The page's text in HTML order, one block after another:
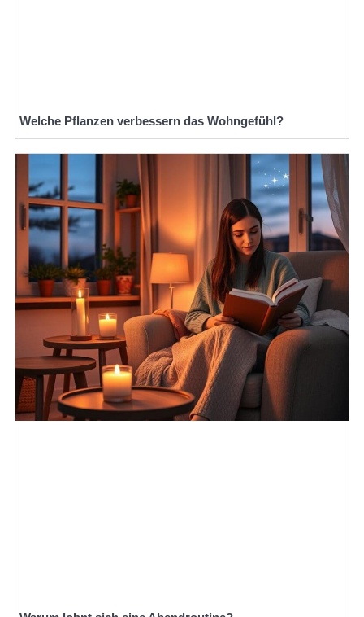
Welche Pflanzen verbessern das Wohngefühl?